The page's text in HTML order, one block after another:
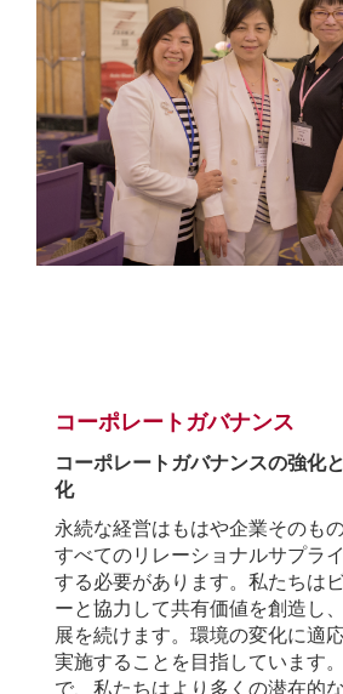
コーポレートガバナンス
コーポレートガバナンスの強化
化
永続な経営はもはや企業そのも
すべてのリレーショナルサプラ
する必要があります。私たちは
ーと協力して共有価値を創造し
展を続けます。環境の変化に適
実施することを目指しています
で、私たちはより多くの潜在的